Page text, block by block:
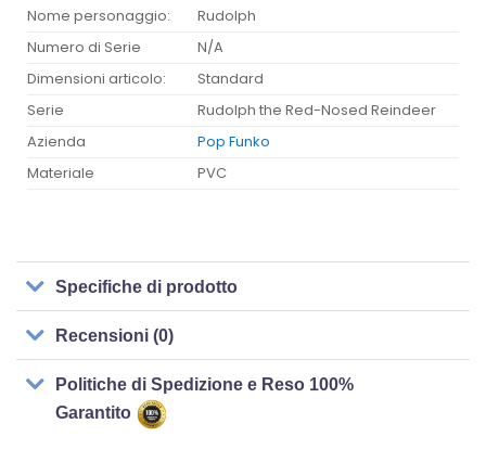
Nome personaggio:
Rudolph
Numero di Serie
N/A
Dimensioni articolo:
Standard
Serie
Rudolph the Red-Nosed Reindeer
Azienda
Pop Funko
Materiale
PVC
Specifiche di prodotto
Recensioni (0)
Politiche di Spedizione e Reso 100%
Garantito